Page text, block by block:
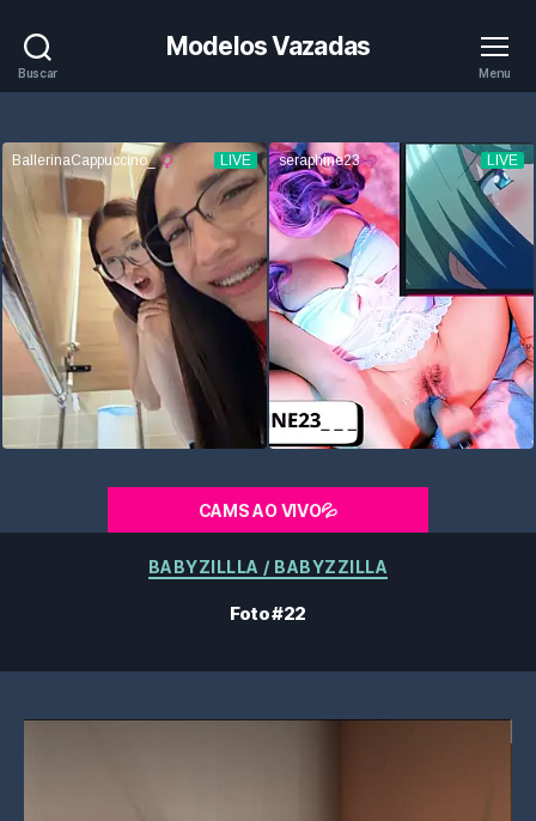
Buscar
Modelos Vazadas
Menu
CAMS AO VIVO💦
Categorias
BABYZILLLA / BABYZZILLA
Foto #22